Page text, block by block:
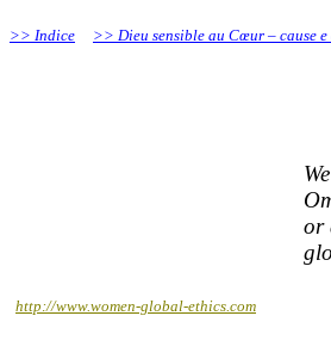
>> Indice >> Dieu sensible au Cœur – cause
or
http://www.women-global-ethics.com